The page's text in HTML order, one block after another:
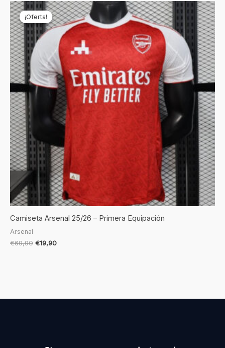
¡Oferta!
¡Oferta!
Camiseta Arsenal 25/26 – Primera Equipación
Arsenal
€69,90
El
precio
original
era:
€69,90.
€19,90
El
precio
actual
es:
€19,90.